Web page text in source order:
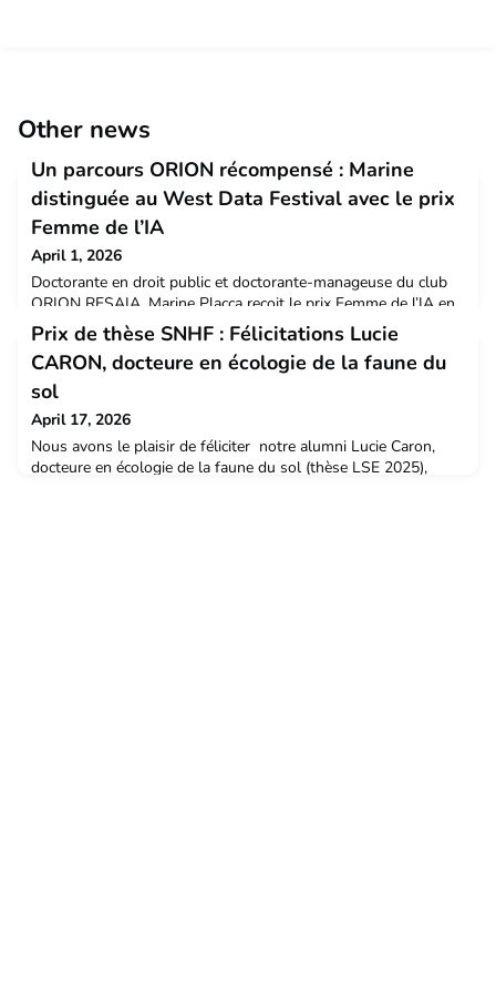
Other news
Un parcours ORION récompensé : Marine
distinguée au West Data Festival avec le prix
Femme de l’IA
April 1, 2026
Doctorante en droit public et doctorante-manageuse du club
ORION RESAIA, Marine Placca reçoit le prix Femme de l’IA en
Recherche 2026. Un parcours qui illustre comment le
programme ORION peut devenir un véritable tremplin pour
s’engager en recherche sur des enjeux au cœur de la
société.C’est grâce au club ORION EFNUM que Marine Placca
découvre la recherche en 2023, au sein de la Chaire «
Économie,
Prix de thèse SNHF : Félicitations Lucie
CARON, docteure en écologie de la faune du
sol
April 17, 2026
Nous avons le plaisir de féliciter notre alumni Lucie Caron,
docteure en écologie de la faune du sol (thèse LSE 2025),